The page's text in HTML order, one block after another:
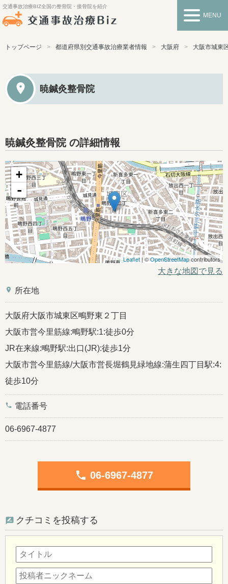
交通事故治療BIZ全国の整骨院・接骨院を紹介
MENU
トップページ 都道府県別交通事故治療業者情報 大阪府 大阪市城東
暁鍼灸整骨院
暁鍼灸整骨院 の詳細情報
+
-
Leaflet | ©OpenStreetMapcontributors
大きな地図で見る
place 所在地
大阪府大阪市城東区鴫野東２丁目
大阪市営今里筋線:鴫野駅:1:徒歩0分
JR在来線:鴫野駅:出口(JR):徒歩1分
大阪市営今里筋線/大阪市営長堀鶴見緑地線:蒲生四丁目駅:4:
徒歩10分
phone 電話番号
06-6967-4877
phone 06-6967-4877
クチコミを投稿する